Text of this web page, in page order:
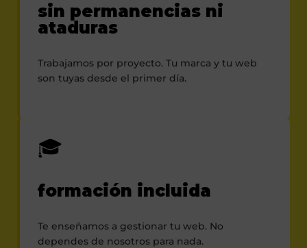
sin permanencias ni
ataduras
Trabajamos por proyecto. Tu marca y tu web
son tuyas desde el primer día.
🎓
formación incluida
Te enseñamos a gestionar tu web. No
dependes de nosotros para nada.